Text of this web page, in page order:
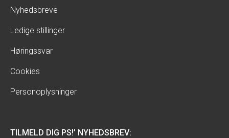
Nyhedsbreve
Ledige stillinger
Høringssvar
Cookies
Personoplysninger
TILMELD DIG PS!’ NYHEDSBREV: